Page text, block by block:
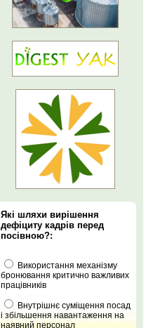
Які шляхи вирішення
дефіциту кадрів перед
посівною?:
Використання механізму
бронювання критично важливих
працівників
Внутрішнє суміщення посад
і збільшення навантаження на
наявний персонал